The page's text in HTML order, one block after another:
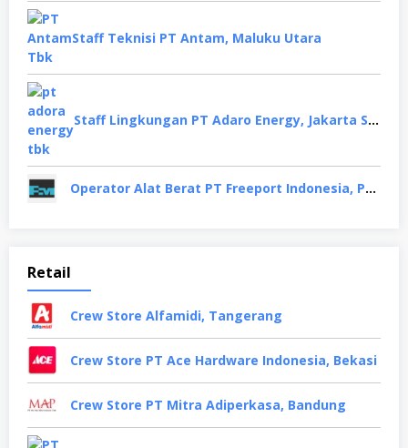
Staff Teknisi PT Antam, Maluku Utara
Staff Lingkungan PT Adaro Energy, Jakarta Selatan
Operator Alat Berat PT Freeport Indonesia, Papua
Retail
Crew Store Alfamidi, Tangerang
Crew Store PT Ace Hardware Indonesia, Bekasi
Crew Store PT Mitra Adiperkasa, Bandung